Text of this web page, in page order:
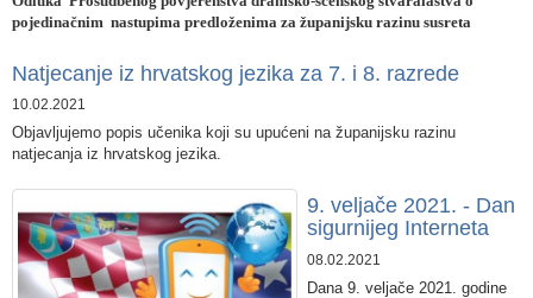
pojedinačnim nastupima predloženima za županijsku razinu susreta
Natjecanje iz hrvatskog jezika za 7. i 8. razrede
10.02.2021
​Objavljujemo popis učenika koji su upućeni na županijsku razinu
natjecanja iz hrvatskog jezika.
9. veljače 2021. - Dan
sigurnijeg Interneta
08.02.2021
Dana 9. veljače 2021. godine